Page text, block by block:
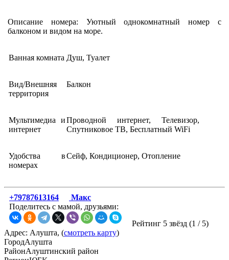
Описание номера: Уютный однокомнатный номер с
балконом и видом на море.
Ванная комната Душ, Туалет
Вид/Внешняя
территория
Балкон
Мультимедиа и
интернет
Проводной интернет, Телевизор,
Спутниковое ТВ, Бесплатный WiFi
Удобства в
номерах
Сейф, Кондиционер, Отопление
+79787613164
Макс
Поделитесь с мамой, друзьями:
Рейтинг 5 звёзд (1 / 5)
Адрес: Алушта, (смотреть карту)
ГородАлушта
РайонАлуштинский район